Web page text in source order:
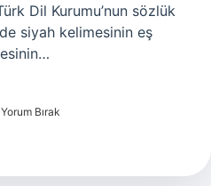
Dil Kurumu’nun sözlük
siyah kelimesinin eş
Yorum Bırak